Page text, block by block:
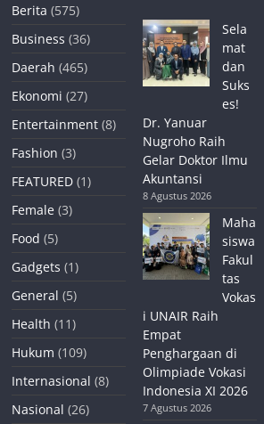
Berita (575)
Business (36)
Daerah (465)
Ekonomi (27)
Entertainment (8)
Fashion (3)
FEATURED (1)
Female (3)
Food (5)
Gadgets (1)
General (5)
Health (11)
Hukum (109)
Internasional (8)
Nasional (26)
Sela
mat
dan
Suks
es!
Dr. Yanuar
Nugroho Raih
Gelar Doktor Ilmu
Akuntansi
8 Agustus 2026
Maha
siswa
Fakul
tas
Vokas
i UNAIR Raih
Empat
Penghargaan di
Olimpiade Vokasi
Indonesia XI 2026
7 Agustus 2026